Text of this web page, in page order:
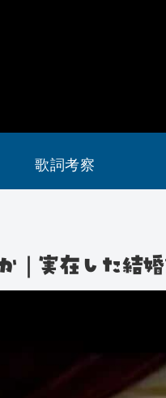
歌詞考察
｜実在した結